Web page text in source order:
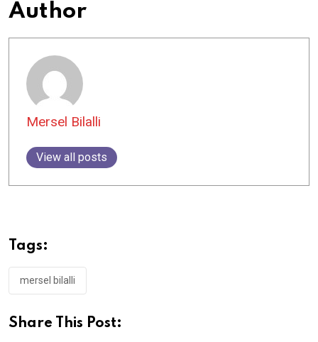
Author
Mersel Bilalli
View all posts
Tags:
mersel bilalli
Share This Post: